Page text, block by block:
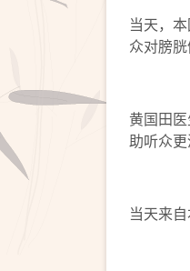
当天，
众对膀胱
黄国田
助听众
当天来